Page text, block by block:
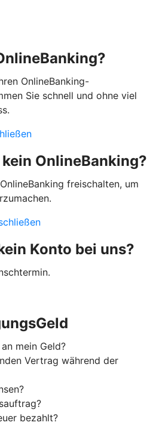
OnlineBanking-
Sie schnell und ohne viel
OnlineBanking?
freischalten, um
Konto bei uns?
mein Geld?
Vertrag während der
bezahlt?